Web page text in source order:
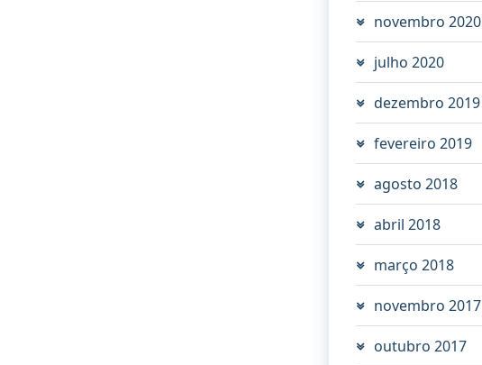
novembro 2020
julho 2020
dezembro 2019
fevereiro 2019
agosto 2018
abril 2018
março 2018
novembro 2017
outubro 2017